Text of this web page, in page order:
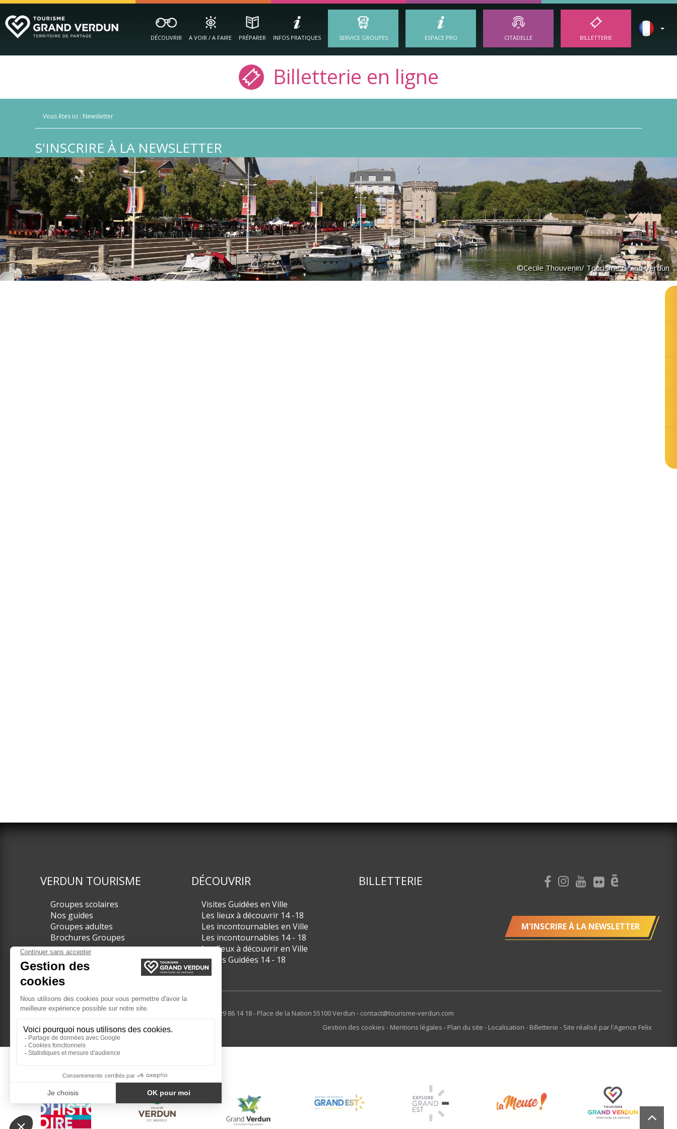
DÉCOUVRIR A VOIR / A FAIRE PRÉPARER INFOS PRATIQUES SERVICE GROUPES ESPACE PRO CITADELLE BILLETTERIE
Billetterie en ligne
Vous êtes ici : Newsletter
S'INSCRIRE À LA NEWSLETTER
©Cecile Thouvenin/ Tourisme Grand Verdun
VERDUN TOURISME
Groupes scolaires
Nos guides
Groupes adultes
Brochures Groupes
DÉCOUVRIR
Visites Guidées en Ville
Les lieux à découvrir 14 -18
Les incontournables en Ville
Les incontournables 14 - 18
Les lieux à découvrir en Ville
Visites Guidées 14 - 18
BILLETTERIE
M'INSCRIRE À LA NEWSLETTER
© 2017 - 2024 - Tourisme Grand Verdun - Tél. +33(0) 3 29 86 14 18 - Place de la Nation 55100 Verdun - contact@tourisme-verdun.com
Gestion des cookies
Mentions légales Plan du site Localisation Billetterie Site réalisé par l'Agence Felix